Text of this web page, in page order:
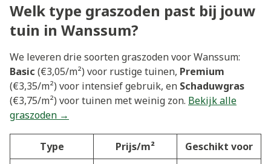
Welk type graszoden past bij jouw
tuin in Wanssum?
We leveren drie soorten graszoden voor Wanssum:
Basic (€3,05/m²) voor rustige tuinen, Premium
(€3,35/m²) voor intensief gebruik, en Schaduwgras
(€3,75/m²) voor tuinen met weinig zon. Bekijk alle
graszoden →
Type Prijs/m² Geschikt voor